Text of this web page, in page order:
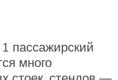
пассажирский
много